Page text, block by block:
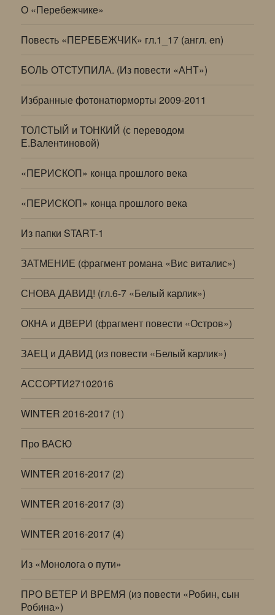
О «Перебежчике»
Повесть «ПЕРЕБЕЖЧИК» гл.1_17 (англ. en)
БОЛЬ ОТСТУПИЛА. (Из повести «АНТ»)
Избранные фотонатюрморты 2009-2011
ТОЛСТЫЙ и ТОНКИЙ (с переводом
Е.Валентиновой)
«ПЕРИСКОП» конца прошлого века
«ПЕРИСКОП» конца прошлого века
Из папки START-1
ЗАТМЕНИЕ (фрагмент романа «Вис виталис»)
СНОВА ДАВИД! (гл.6-7 «Белый карлик»)
ОКНА и ДВЕРИ (фрагмент повести «Остров»)
ЗАЕЦ и ДАВИД (из повести «Белый карлик»)
АССОРТИ27102016
WINTER 2016-2017 (1)
Про ВАСЮ
WINTER 2016-2017 (2)
WINTER 2016-2017 (3)
WINTER 2016-2017 (4)
Из «Монолога о пути»
ПРО ВЕТЕР И ВРЕМЯ (из повести «Робин, сын
Робина»)